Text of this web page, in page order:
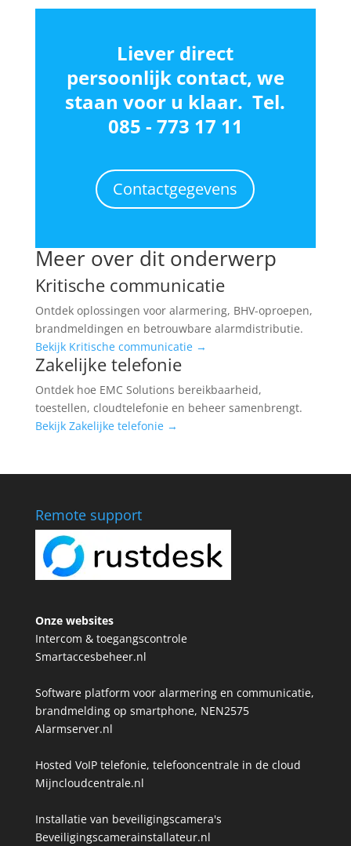
Liever direct
persoonlijk contact, we
staan voor u klaar. Tel.
085 - 773 17 11
Contactgegevens
Meer over dit onderwerp
Kritische communicatie
Ontdek oplossingen voor alarmering, BHV-oproepen,
brandmeldingen en betrouwbare alarmdistributie.
Bekijk Kritische communicatie →
Zakelijke telefonie
Ontdek hoe EMC Solutions bereikbaarheid,
toestellen, cloudtelefonie en beheer samenbrengt.
Bekijk Zakelijke telefonie →
Remote support
Onze websites
Intercom & toegangscontrole
Smartaccesbeheer.nl
Software platform voor alarmering en communicatie,
brandmelding op smartphone, NEN2575
Alarmserver.nl
Hosted VoIP telefonie, telefooncentrale in de cloud
Mijncloudcentrale.nl
Installatie van beveiligingscamera's
Beveiligingscamerainstallateur.nl